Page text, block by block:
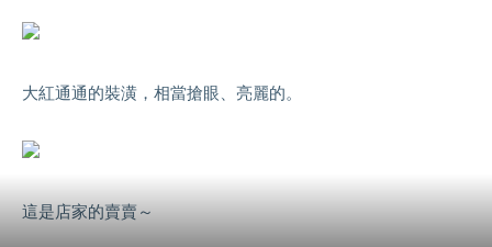
大紅通通的裝潢，相當搶眼、亮麗的。
這是店家的賣賣～